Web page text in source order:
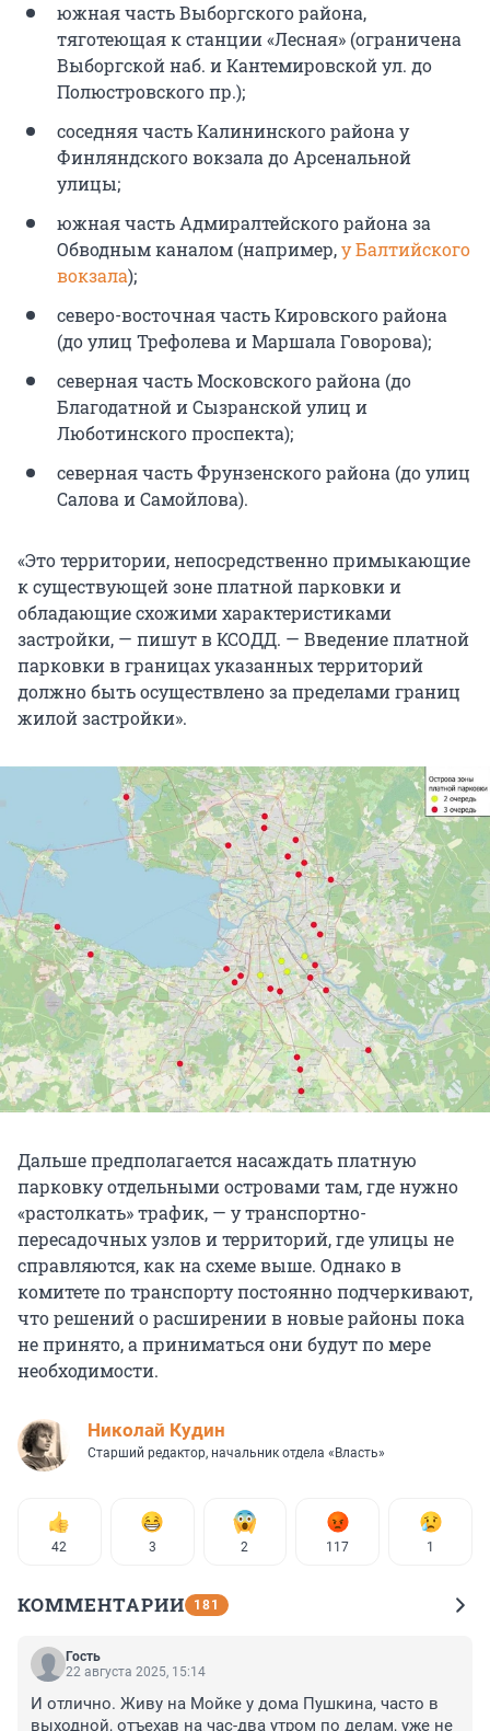
южная часть Выборгского района,
тяготеющая к станции «Лесная» (ограничена
Выборгской наб. и Кантемировской ул. до
Полюстровского пр.);
соседняя часть Калининского района у
Финляндского вокзала до Арсенальной
улицы;
южная часть Адмиралтейского района за
Обводным каналом (например,у Балтийского
вокзала);
северо-восточная часть Кировского района
(до улиц Трефолева и Маршала Говорова);
северная часть Московского района (до
Благодатной и Сызранской улиц и
Люботинского проспекта);
северная часть Фрунзенского района (до улиц
Салова и Самойлова).
«Это территории, непосредственно примыкающие
к существующей зоне платной парковки и
обладающие схожими характеристиками
застройки, — пишут в КСОДД. — Введение платной
парковки в границах указанных территорий
должно быть осуществлено за пределами границ
жилой застройки».
Дальше предполагается насаждать платную
парковку отдельными островами там, где нужно
«растолкать» трафик, — у транспортно-
пересадочных узлов и территорий, где улицы не
справляются, как на схеме выше. Однако в
комитете по транспорту постоянно подчеркивают,
что решений о расширении в новые районы пока
не принято, а приниматься они будут по мере
необходимости.
Николай Кудин
Старший редактор, начальник отдела «Власть»
42 3 2 117 1
КОММЕНТАРИИ 181
Гость
22 августа 2025, 15:14
И отлично. Живу на Мойке у дома Пушкина, часто в
выходной, отъехав на час-два утром по делам, уже не